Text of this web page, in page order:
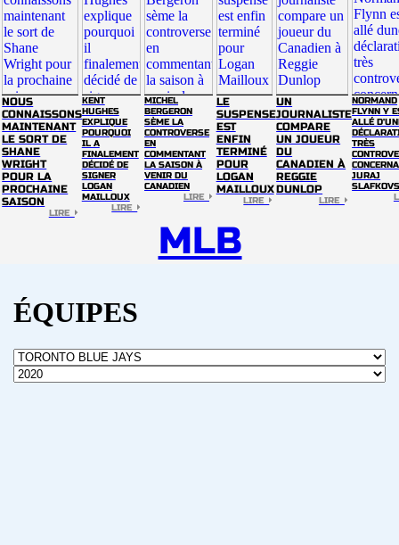
NOUS
CONNAISSONS
MAINTENANT
LE SORT DE
SHANE
WRIGHT
POUR LA
PROCHAINE
SAISON
LIRE
KENT
HUGHES
EXPLIQUE
POURQUOI
IL A
FINALEMENT
DÉCIDÉ DE
SIGNER
LOGAN
MAILLOUX
LIRE
MICHEL
BERGERON
SÈME LA
CONTROVERSE
EN
COMMENTANT
LA SAISON À
VENIR DU
CANADIEN
LIRE
LE
SUSPENSE
EST
ENFIN
TERMINÉ
POUR
LOGAN
MAILLOUX
LIRE
UN
JOURNALISTE
COMPARE
UN JOUEUR
DU
CANADIEN À
REGGIE
DUNLOP
LIRE
NORMAND
FLYNN Y
ALLÉ
TRÈS
JURAJ
MLB
ÉQUIPES